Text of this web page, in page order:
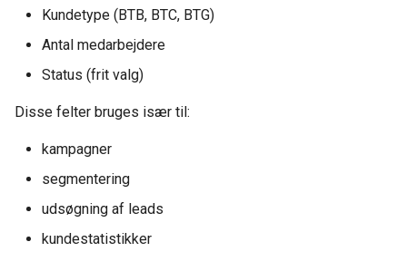
Kundetype (BTB, BTC, BTG)
Antal medarbejdere
Status (frit valg)
Disse felter bruges især til:
kampagner
segmentering
udsøgning af leads
kundestatistikker